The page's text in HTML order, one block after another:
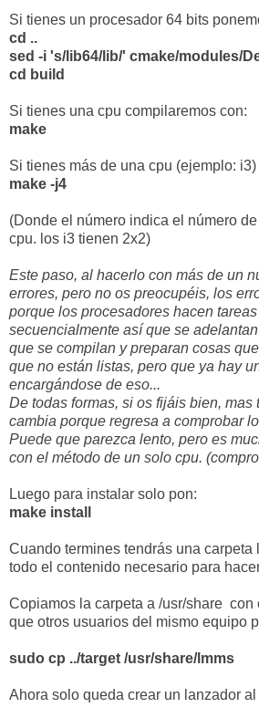
Si tienes un procesador 64 bits
cd ..
sed -i 's/lib64/lib/' cmake/modules/
cd build
Si tienes una cpu compilaremos con:
make
Si tienes más de una cpu (ejemplo:
make -j4
(Donde el número indica el número
cpu. los i3 tienen 2x2)
Este paso, al hacerlo con más de un
errores, pero no os preocupéis, los
porque los procesadores hacen
secuencialmente así que se
que se compilan y preparan cosas
que no están listas, pero que ya hay
encargándose de eso...
De todas formas, si os fijáis bien, mas
cambia porque regresa a comprobar
Puede que parezca lento, pero es
con el método de un solo cpu.
Luego para instalar solo pon:
make install
Cuando termines tendrás una carpeta
todo el contenido necesario para
Copiamos la carpeta a /usr/share con
que otros usuarios del mismo equipo
sudo cp ../target /usr/share/lmms
Ahora solo queda crear un lanzador